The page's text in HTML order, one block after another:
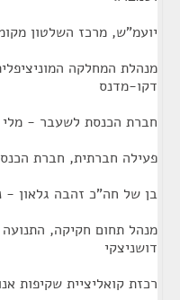
יועמ"ש, מרכז השלטון
מנהלת המחלקה
דקו-מדנס
חברת הכנסת לשעבר - מלי
פעילה חברתית, חברת
בן של חה"כ זהבה גלאון -
מנהל תחום חקיקה,
דושניצקי
רכזת קואליציית שקיפות